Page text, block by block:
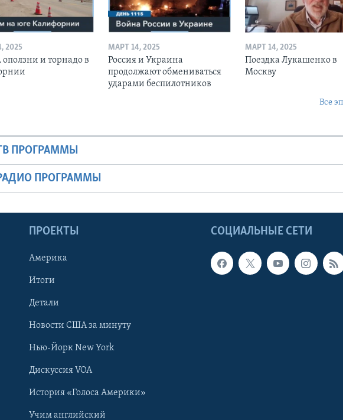
2025
и торнадо в
МАРТ 14, 2025
Россия и Украина
продолжают обмениваться
ударами беспилотников
МАРТ 14, 2025
Поездка Лукашенко в
Москву
Все
ПРОГРАММЫ
ПРОГРАММЫ
СОЦИАЛЬНЫЕ СЕТИ
ПРОЕКТЫ
Америка
Итоги
Детали
Новости США за минуту
Нью-Йорк New York
Дискуссия VOA
История «Голоса Америки»
Учим английский